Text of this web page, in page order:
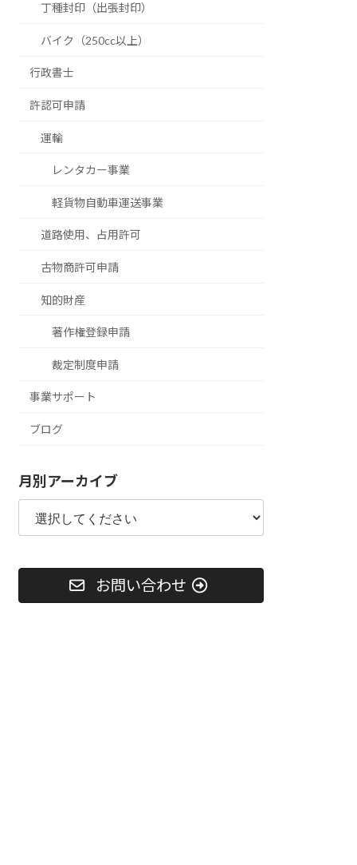
丁種封印（出張封印）
バイク（250cc以上）
行政書士
許認可申請
運輸
レンタカー事業
軽貨物自動車運送事業
道路使用、占用許可
古物商許可申請
知的財産
著作権登録申請
裁定制度申請
事業サポート
ブログ
月別アーカイブ
お問い合わせ